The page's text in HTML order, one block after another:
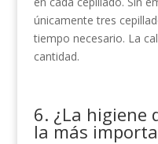
únicamente tres
tiempo necesario. La
cantidad.
6. ¿La higiene
la más